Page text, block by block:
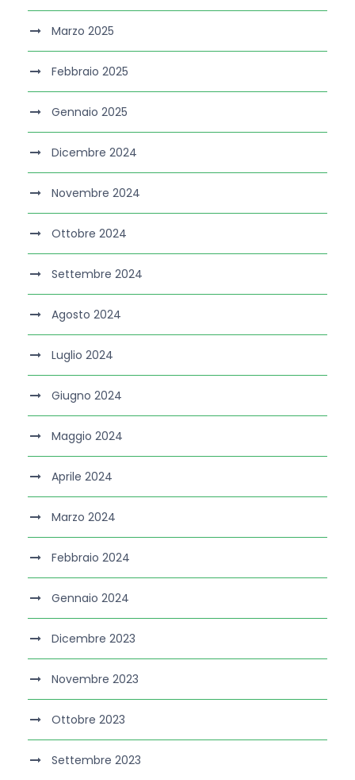
Marzo 2025
Febbraio 2025
Gennaio 2025
Dicembre 2024
Novembre 2024
Ottobre 2024
Settembre 2024
Agosto 2024
Luglio 2024
Giugno 2024
Maggio 2024
Aprile 2024
Marzo 2024
Febbraio 2024
Gennaio 2024
Dicembre 2023
Novembre 2023
Ottobre 2023
Settembre 2023